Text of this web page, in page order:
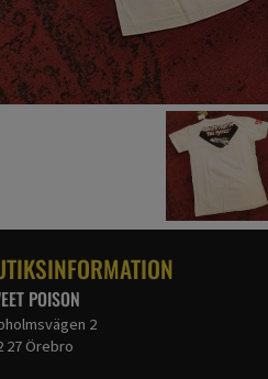
POISON
2
27 Örebro